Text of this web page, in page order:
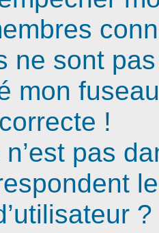
ne sont
mon
!
pas
?